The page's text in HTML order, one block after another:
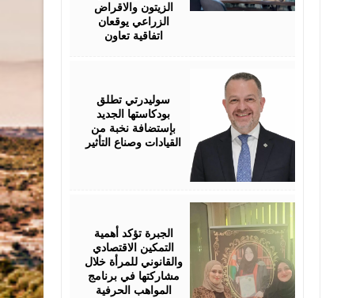
الزيتون والاقراض
الزراعي يوقعان
اتفاقية تعاون
سوليدرتي تطلق
بودكاستها الجديد
بإستضافة نخبة من
القيادات وصناع التأثير
الجبرة تؤكد أهمية
التمكين الاقتصادي
والقانوني للمرأة خلال
مشاركتها في برنامج
المواهب الحرفية